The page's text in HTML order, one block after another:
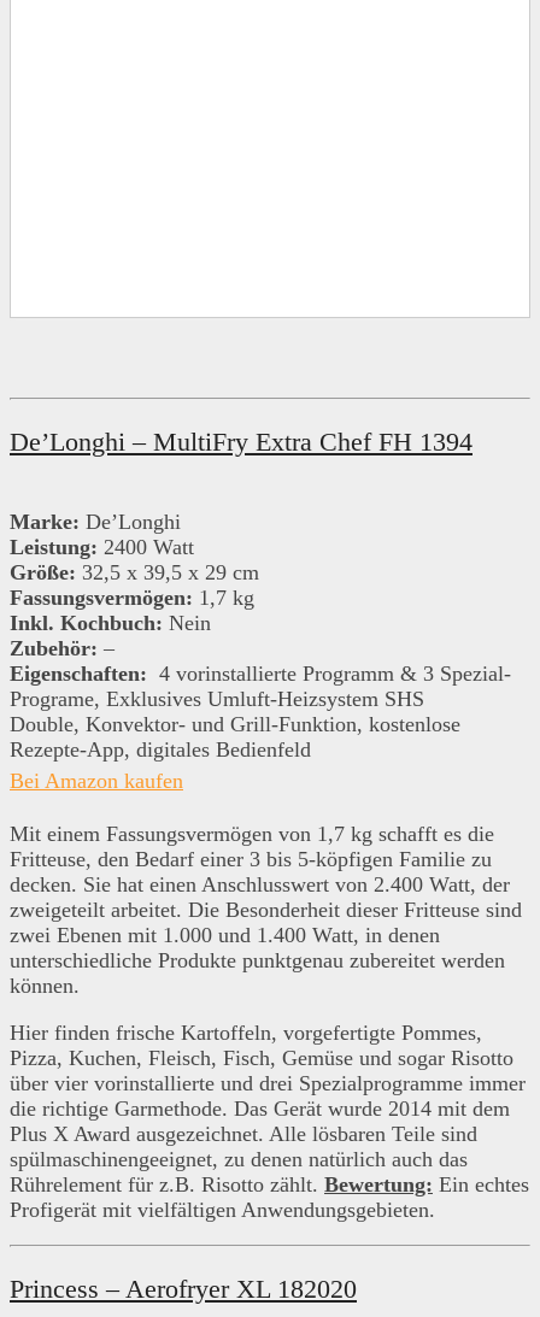
De’Longhi – MultiFry Extra Chef FH 1394
Marke: De’Longhi
Leistung: 2400 Watt
Größe: 32,5 x 39,5 x 29 cm
Fassungsvermögen: 1,7 kg
Inkl. Kochbuch: Nein
Zubehör: –
Eigenschaften: 4 vorinstallierte Programm & 3 Spezial-
Programe, Exklusives Umluft-Heizsystem SHS
Double, Konvektor- und Grill-Funktion, kostenlose
Rezepte-App, digitales Bedienfeld
Bei Amazon kaufen
Mit einem Fassungsvermögen von 1,7 kg schafft es die
Fritteuse, den Bedarf einer 3 bis 5-köpfigen Familie zu
decken. Sie hat einen Anschlusswert von 2.400 Watt, der
zweigeteilt arbeitet. Die Besonderheit dieser Fritteuse sind
zwei Ebenen mit 1.000 und 1.400 Watt, in denen
unterschiedliche Produkte punktgenau zubereitet werden
können.
Hier finden frische Kartoffeln, vorgefertigte Pommes,
Pizza, Kuchen, Fleisch, Fisch, Gemüse und sogar Risotto
über vier vorinstallierte und drei Spezialprogramme immer
die richtige Garmethode. Das Gerät wurde 2014 mit dem
Plus X Award ausgezeichnet. Alle lösbaren Teile sind
spülmaschinengeeignet, zu denen natürlich auch das
Rührelement für z.B. Risotto zählt. Bewertung: Ein echtes
Profigerät mit vielfältigen Anwendungsgebieten.
Princess – Aerofryer XL 182020